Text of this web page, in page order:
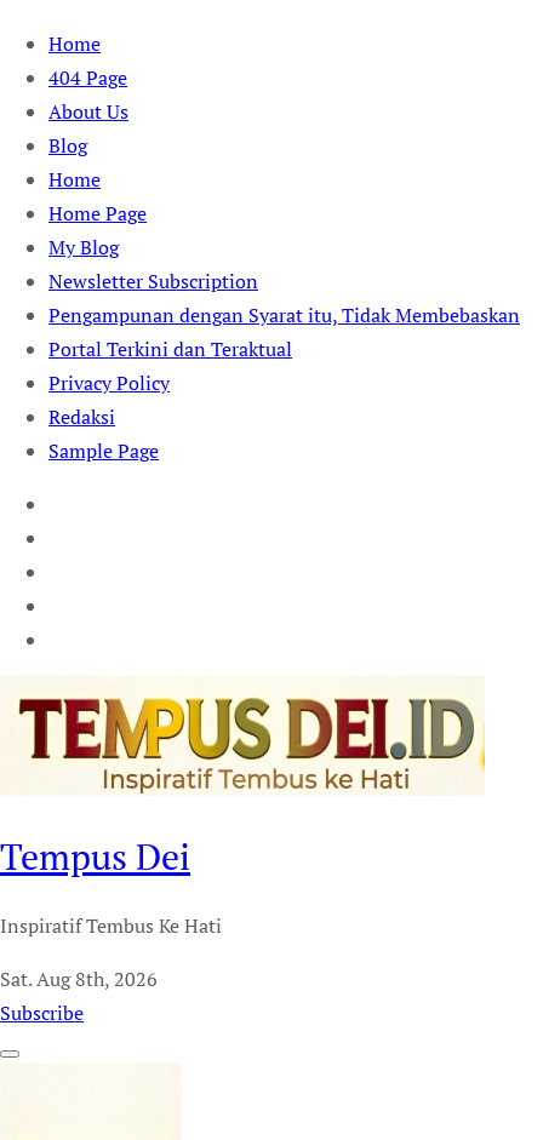
Skip
content
Home
404 Page
About Us
Blog
Home
Home Page
My Blog
Newsletter Subscription
Pengampunan dengan Syarat itu, Tidak Membebaskan
Portal Terkini dan Teraktual
Privacy Policy
Redaksi
Sample Page
Tempus Dei
Inspiratif Tembus Ke Hati
Sat. Aug 8th, 2026
Subscribe